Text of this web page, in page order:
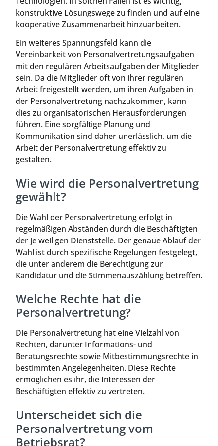
konstruktive Lösungswege zu finden und auf eine
kooperative Zusammenarbeit hinzuarbeiten.
Ein weiteres Spannungsfeld kann die
Vereinbarkeit von Personalvertretungsaufgaben
mit den regulären Arbeitsaufgaben der Mitglieder
sein. Da die Mitglieder oft von ihrer regulären
Arbeit freigestellt werden, um ihren Aufgaben in
der Personalvertretung nachzukommen, kann
dies zu organisatorischen Herausforderungen
führen. Eine sorgfältige Planung und
Kommunikation sind daher unerlässlich, um die
Arbeit der Personalvertretung effektiv zu
gestalten.
Wie wird die Personalvertretung
gewählt?
Die Wahl der Personalvertretung erfolgt in
regelmäßigen Abständen durch die Beschäftigten
der je weiligen Dienststelle. Der genaue Ablauf der
Wahl ist durch spezifische Regelungen festgelegt,
die unter anderem die Berechtigung zur
Kandidatur und die Stimmenauszählung betreffen.
Welche Rechte hat die
Personalvertretung?
Die Personalvertretung hat eine Vielzahl von
Rechten, darunter Informations- und
Beratungsrechte sowie Mitbestimmungsrechte in
bestimmten Angelegenheiten. Diese Rechte
ermöglichen es ihr, die Interessen der
Beschäftigten effektiv zu vertreten.
Unterscheidet sich die
Personalvertretung vom
Betriebsrat?